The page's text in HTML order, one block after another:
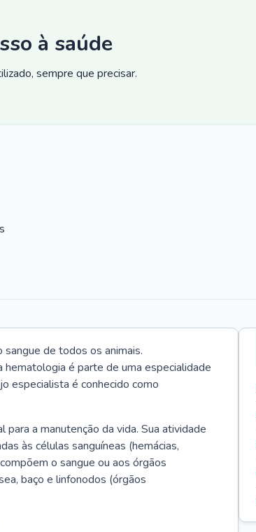
à saúde
sempre que precisar.
de todos os animais.
hematologia é parte de uma especialidade
especialista é conhecido como
a manutenção da vida. Sua atividade
às células sanguíneas (hemácias,
o sangue ou aos órgãos
baço e linfonodos (órgãos